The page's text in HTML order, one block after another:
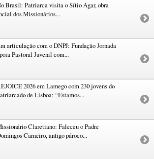
Brasil: Patriarca visita o Sítio Agar, obra
dos Missionários...
articulação com o DNPJ: Fundação Jornada
Pastoral Juvenil com...
2026 em Lamego com 230 jovens do
de Lisboa: “Estamos...
Claretiano: Faleceu o Padre
Carneiro, antigo pároco...